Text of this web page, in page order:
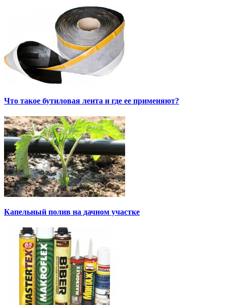
Что такое бутиловая лента и где ее применяют?
Капельный полив на дачном участке